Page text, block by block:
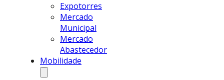
Expotorres
Mercado
Municipal
Mercado
Abastecedor
Mobilidade